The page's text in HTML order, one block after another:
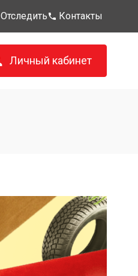
Отследить Контакты
Личный кабинет